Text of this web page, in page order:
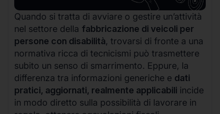
Quando si tratta di avviare o gestire un’attività
nel settore della fabbricazione di veicoli per
persone con disabilità, trovarsi di fronte a una
normativa ricca di tecnicismi può trasmettere
subito un senso di smarrimento. Eppure, la
differenza tra informazioni generiche e dati
pratici, aggiornati, realmente applicabili incide
in modo diretto sulla possibilità di lavorare in